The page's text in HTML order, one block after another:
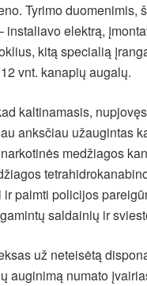
Tyrimo duomenimis,
instaliavo elektrą,
kitą specialią
vnt. kanapių augalų.
kaltinamasis,
anksčiau užaugintas
medžiagos
paimti policijos
saldainių ir
už neteisėtą
auginimą numato